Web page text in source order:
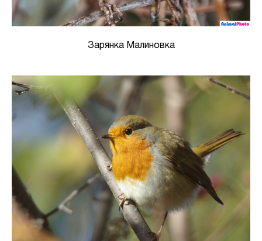
Зарянка Малиновка